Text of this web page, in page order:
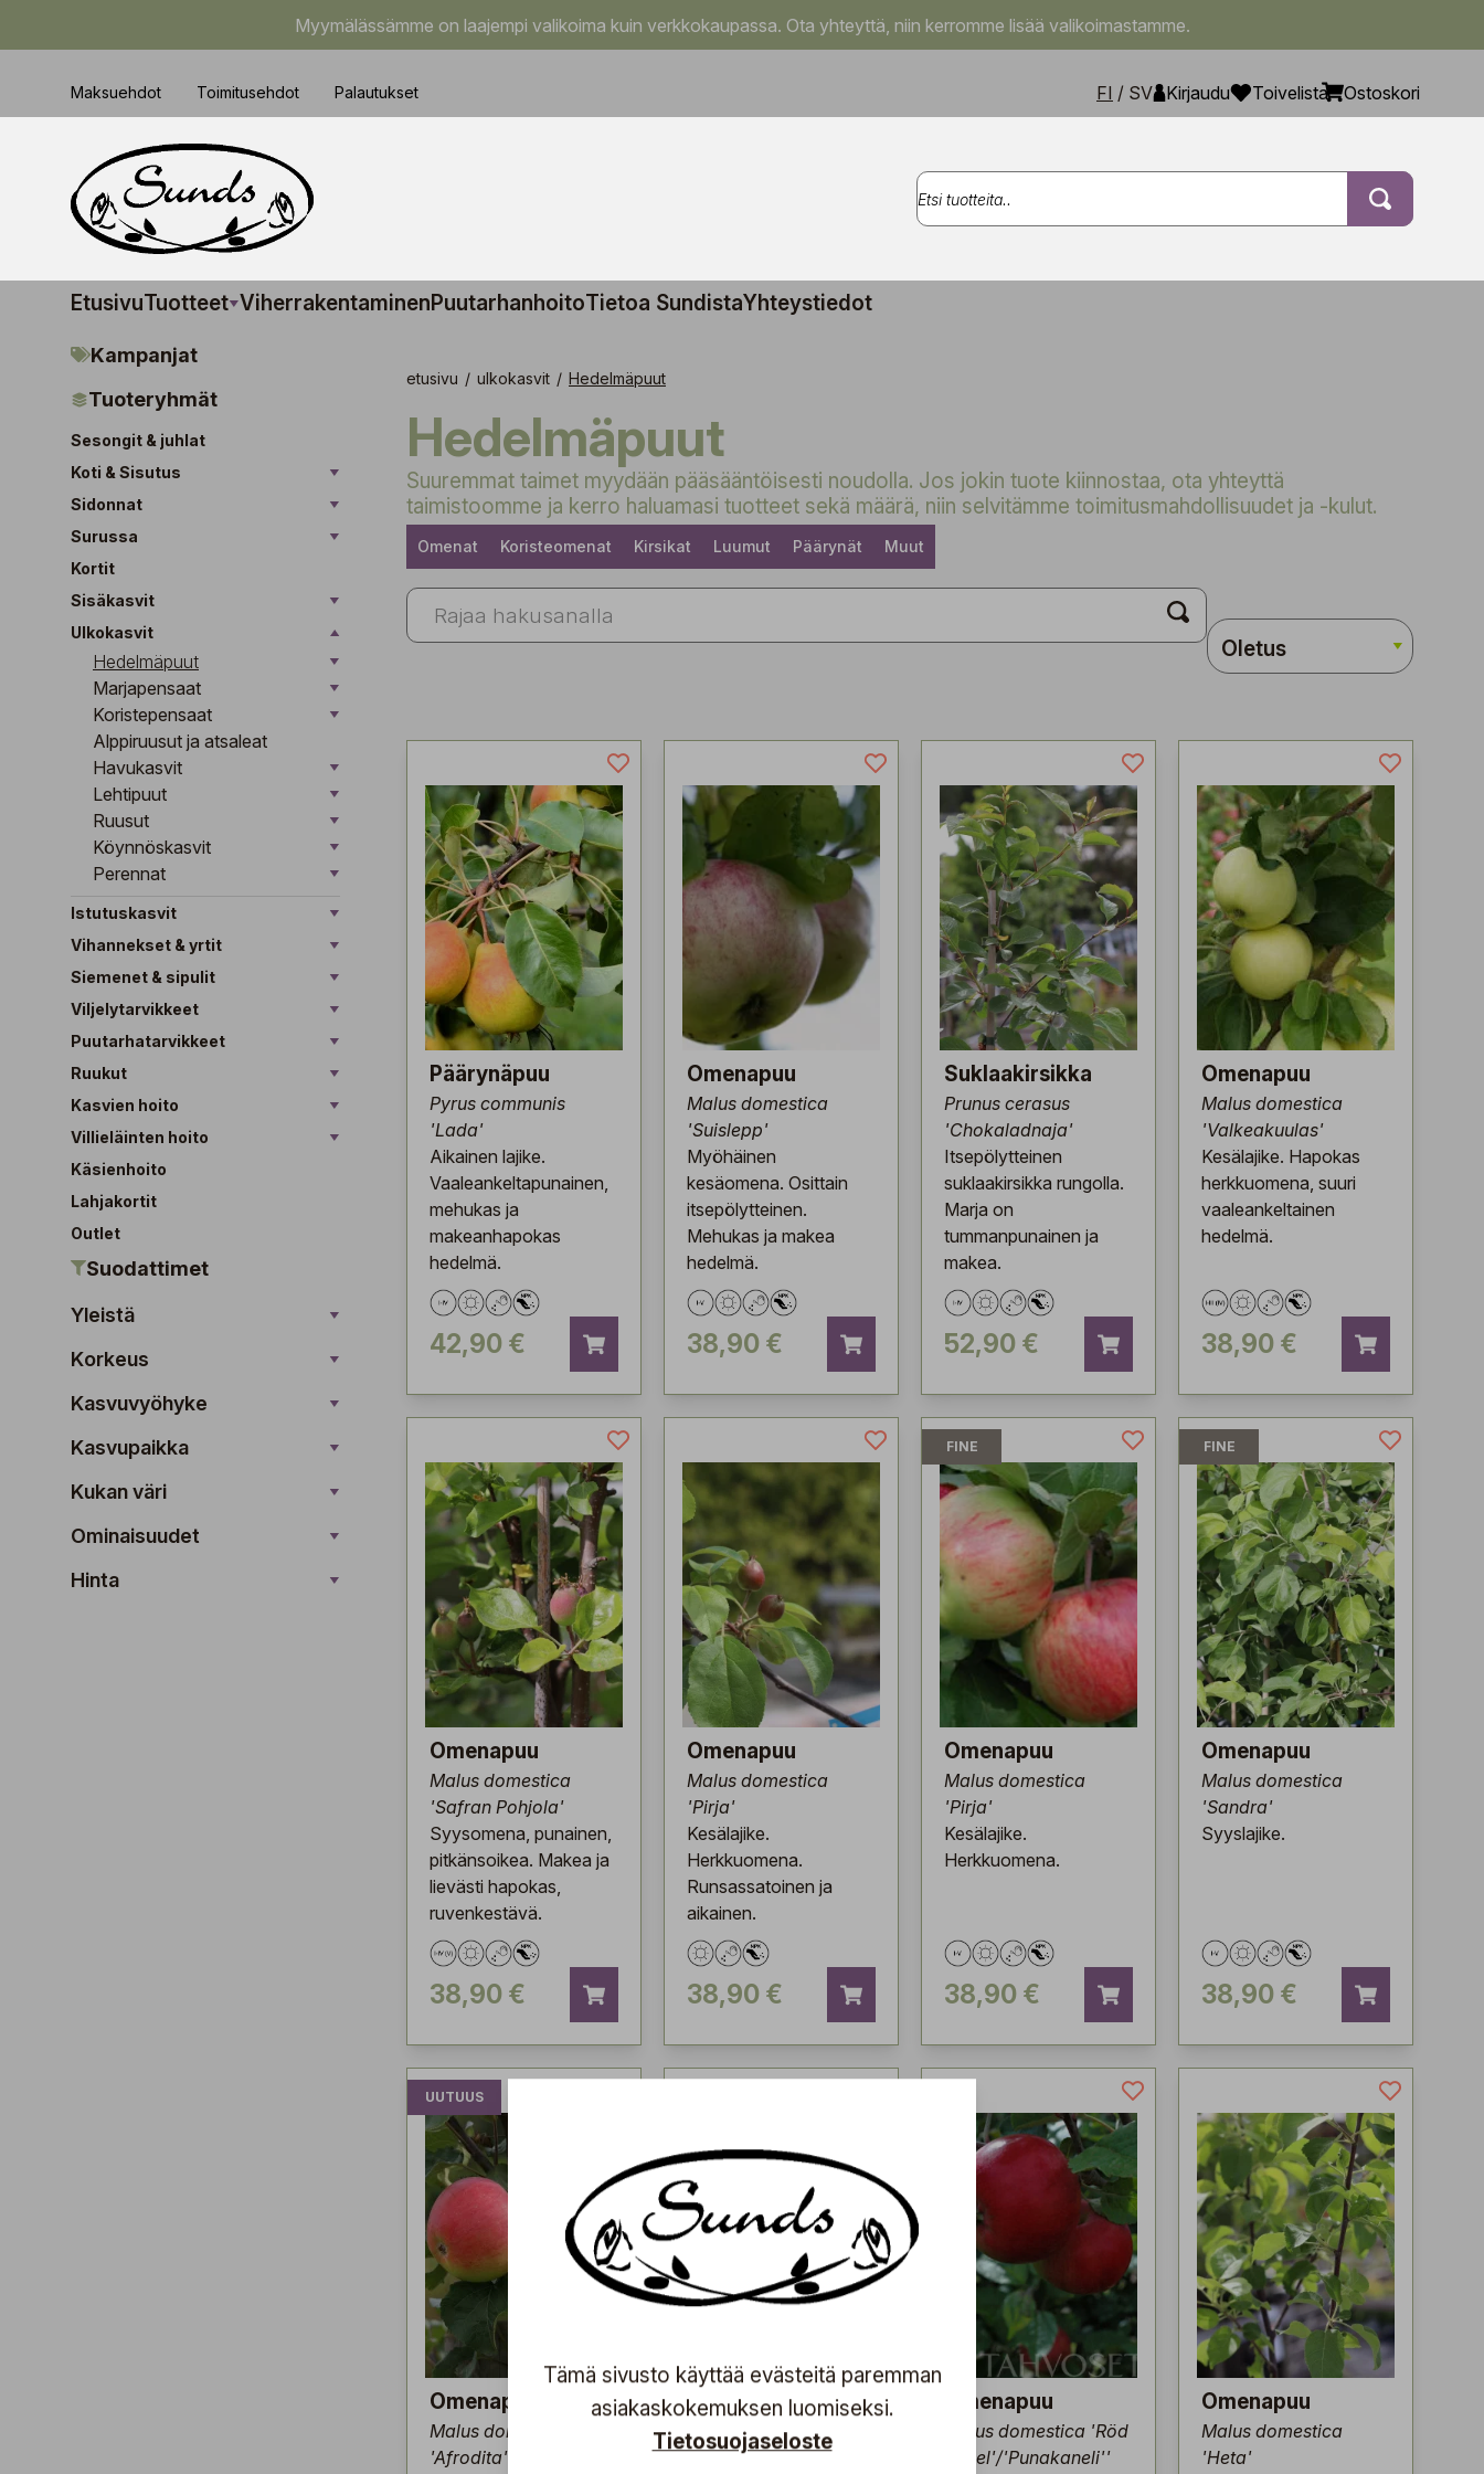
Myymälässämme on laajempi valikoima kuin verkkokaupassa. Ota yhteyttä, niin kerromme lisää valikoimastamme.
Maksuehdot Toimitusehdot Palautukset FI / SV Kirjaudu Toivelista Ostoskori
EtusivuTuotteet ViherrakentaminenPuutarhanhoitoTietoa SundistaYhteystiedot
Kampanjat
Tuoteryhmät
Sesongit & juhlat
Koti & Sisutus
Sidonnat
Surussa
Kortit
Sisäkasvit
Ulkokasvit
Hedelmäpuut
Marjapensaat
Koristepensaat
Alppiruusut ja atsaleat
Havukasvit
Lehtipuut
Ruusut
Köynnöskasvit
Perennat
Istutuskasvit
Vihannekset & yrtit
Siemenet & sipulit
Viljelytarvikkeet
Puutarhatarvikkeet
Ruukut
Kasvien hoito
Villieläinten hoito
Käsienhoito
Lahjakortit
Outlet
Suodattimet
Yleistä
Korkeus
Kasvuvyöhyke
Kasvupaikka
Kukan väri
Ominaisuudet
Hinta
etusivu / ulkokasvit / Hedelmäpuut
Hedelmäpuut
Suuremmat taimet myydään pääsääntöisesti noudolla. Jos jokin tuote kiinnostaa, ota yhteyttä
taimistoomme ja kerro haluamasi tuotteet sekä määrä, niin selvitämme toimitusmahdollisuudet ja -kulut.
Omenat Koristeomenat Kirsikat Luumut Päärynät Muut
Päärynäpuu
Pyrus communis
'Lada'
Aikainen lajike.
Vaaleankeltapunainen,
mehukas ja
makeanhapokas
hedelmä.
42,90 €
Omenapuu
Malus domestica
'Suislepp'
Myöhäinen
kesäomena. Osittain
itsepölytteinen.
Mehukas ja makea
hedelmä.
38,90 €
Suklaakirsikka
Prunus cerasus
'Chokaladnaja'
Itsepölytteinen
suklaakirsikka rungolla.
Marja on
tummanpunainen ja
makea.
52,90 €
Omenapuu
Malus domestica
'Valkeakuulas'
Kesälajike. Hapokas
herkkuomena, suuri
vaaleankeltainen
hedelmä.
38,90 €
Omenapuu
Malus domestica
'Safran Pohjola'
Syysomena, punainen,
pitkänsoikea. Makea ja
lievästi hapokas,
ruvenkestävä.
38,90 €
Omenapuu
Malus domestica
'Pirja'
Kesälajike.
Herkkuomena.
Runsassatoinen ja
aikainen.
38,90 €
FINE
Omenapuu
Malus domestica
'Pirja'
Kesälajike.
Herkkuomena.
38,90 €
FINE
Omenapuu
Malus domestica
'Sandra'
Syyslajike.
38,90 €
UUTUUS
Omenapuu
Malus domestica
'Afrodita' (syn.
Omenapuu
Malus domestica
'Eppulainen'
Omenapuu
Malus domestica 'Röd
Kanel'/'Punakaneli''
Omenapuu
Malus domestica
'Heta'
Tämä sivusto käyttää evästeitä paremman
asiakaskokemuksen luomiseksi.
Tietosuojaseloste